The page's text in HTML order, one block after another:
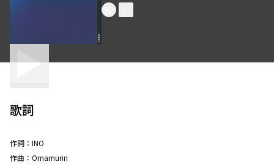
歌詞
作詞： INO
作曲： Omamurin